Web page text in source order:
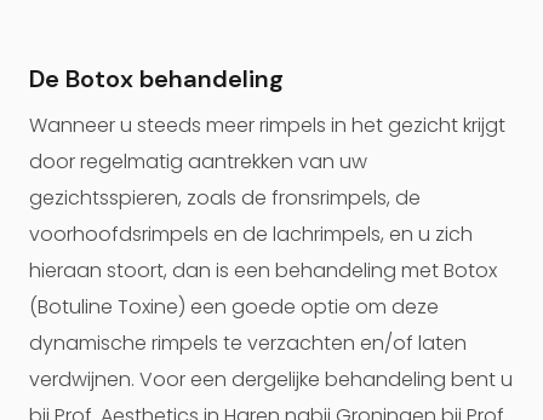
De Botox behandeling
Wanneer u steeds meer rimpels in het gezicht krijgt
door regelmatig aantrekken van uw
gezichtsspieren, zoals de fronsrimpels, de
voorhoofdsrimpels en de lachrimpels, en u zich
hieraan stoort, dan is een behandeling met Botox
(Botuline Toxine) een goede optie om deze
dynamische rimpels te verzachten en/of laten
verdwijnen. Voor een dergelijke behandeling bent u